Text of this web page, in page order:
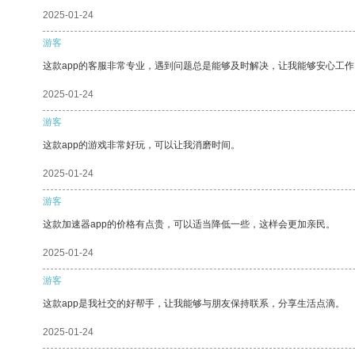
2025-01-24
游客
这款app的客服非常专业，遇到问题总是能够及时解决，让我能够安心工
2025-01-24
游客
这款app的游戏非常好玩，可以让我消磨时间。
2025-01-24
游客
这款加速器app的价格有点贵，可以适当降低一些，这样会更加亲民。
2025-01-24
游客
这款app是我社交的好帮手，让我能够与朋友保持联系，分享生活点滴。
2025-01-24